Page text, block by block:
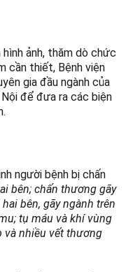
ảnh, thăm dò chức
cần thiết, Bệnh viện
gia đầu ngành của
để đưa ra các biện
người bệnh bị chấn
bên; chấn thương gãy
bên, gãy ngành trên
tụ máu và khí vùng
và nhiều vết thương